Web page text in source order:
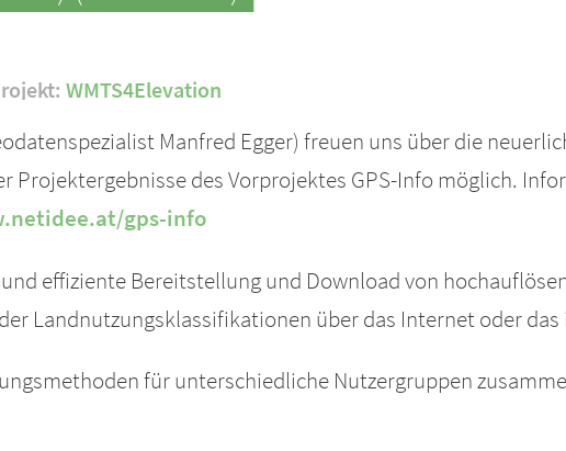
WMTS4Elevation
Manfred Egger) freuen uns über die
Projektergebnisse des Vorprojektes GPS-Info möglich.
gps-info
effiziente Bereitstellung und Download von
Landnutzungsklassifikationen über das Internet oder
für unterschiedliche Nutzergruppen